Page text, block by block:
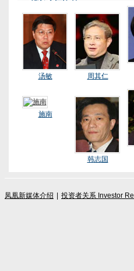
汤敏 周其仁
施南
韩志国
凤凰新媒体介绍 投资者关系 Investor